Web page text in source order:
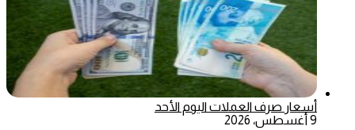
أسعار صرف العملات اليوم الأحد
9 أغسطس، 2026